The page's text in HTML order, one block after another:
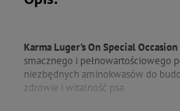
Karma Luger's On Special
smacznego i pełnowartościowego
niezbędnych aminokwasów do
zdrowie i witalność psa.